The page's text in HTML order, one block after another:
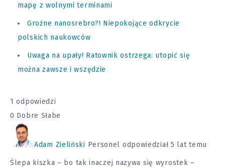
mapę z wolnymi terminami
Groźne nanosrebro?! Niepokojące odkrycie
polskich naukowców
Uwaga na upały! Ratownik ostrzega: utopić się
można zawsze i wszędzie
1 odpowiedzi
0 Dobre Słabe
Adam Zieliński Personel odpowiedział 5 lat temu
Ślepa kiszka – bo tak inaczej nazywa się wyrostek –